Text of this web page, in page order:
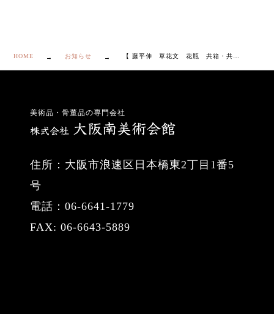
HOME お知らせ
美術品・骨董品の専門会社
住所：大阪市浪速区日本橋東2丁目1番5
号
電話：06-6641-1779
FAX: 06-6643-5889